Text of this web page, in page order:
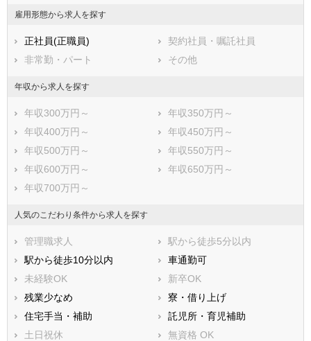
富津市
八街市
印西市
白井市
富里市
南房総市
いすみ市
大網白里市
印旛郡酒々井町
印旛郡栄町
香取郡神崎町
香取郡多古町
香取郡東庄町
山武郡九十九里町
山武郡芝山町
長生郡一宮町
雇用形態から求人を探す
正社員(正職員)
契約社員・嘱託社員
非常勤・パート
その他
年収から求人を探す
年収300万円～
年収350万円～
年収400万円～
年収450万円～
年収500万円～
年収550万円～
年収600万円～
年収650万円～
年収700万円～
人気のこだわり条件から求人を探す
管理職求人
駅から徒歩5分以内
駅から徒歩10分以内
車通勤可
未経験OK
新卒OK
残業少なめ
寮・借り上げ
住宅手当・補助
託児所・育児補助
土日祝休
無資格 OK